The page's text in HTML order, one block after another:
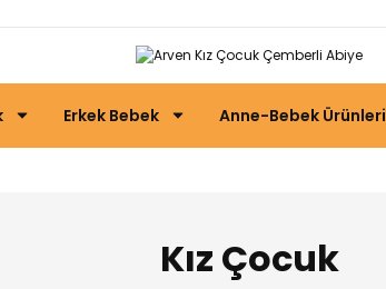
Erkek Bebek Anne-Bebek Ürünleri
Kız Çocuk